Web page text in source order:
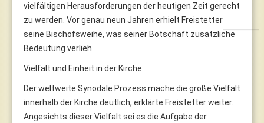
vielfältigen Herausforderungen der heutigen Zeit gerecht
zu werden. Vor genau neun Jahren erhielt Freistetter
seine Bischofsweihe, was seiner Botschaft zusätzliche
Bedeutung verlieh.
Vielfalt und Einheit in der Kirche
Der weltweite Synodale Prozess mache die große Vielfalt
innerhalb der Kirche deutlich, erklärte Freistetter weiter.
Angesichts dieser Vielfalt sei es die Aufgabe der